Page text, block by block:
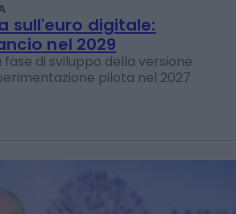
sull'euro digitale:
nel 2029
di sviluppo della versione
pilota nel 2027